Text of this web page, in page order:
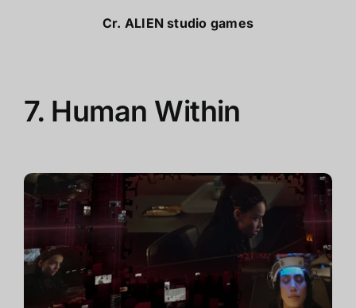
Cr. ALIEN studio games
7. Human Within